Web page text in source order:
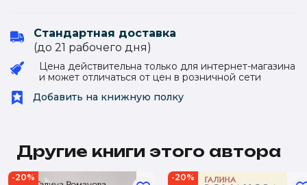
Стандартная доставка
(до 21 рабочего дня)
Цена действительна только для интернет-магазина
и может отличаться от цен в розничной сети
Добавить на книжную полку
Другие книги этого автора
-20% -20%